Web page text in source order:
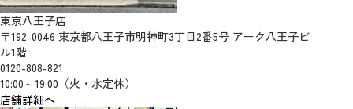
東京八王子店
〒192-0046 東京都八王子市明神町3丁目2番5号 アーク八王子ビ
ル1階
0120-808-821
10:00～19:00（火・水定休）
店舗詳細へ